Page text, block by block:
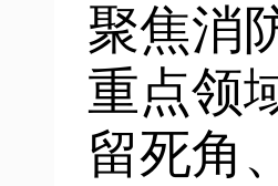
聚焦消
重点领
留死角